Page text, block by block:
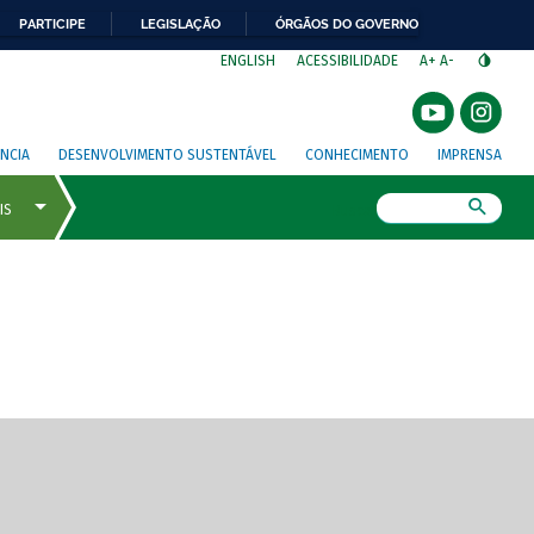
PARTICIPE LEGISLAÇÃO ÓRGÃOS DO GOVERNO
ENGLISH ACESSIBILIDADE A+ A-
DESENVOLVIMENTO SUSTENTÁVEL CONHECIMENTO IMPRENSA
de tela